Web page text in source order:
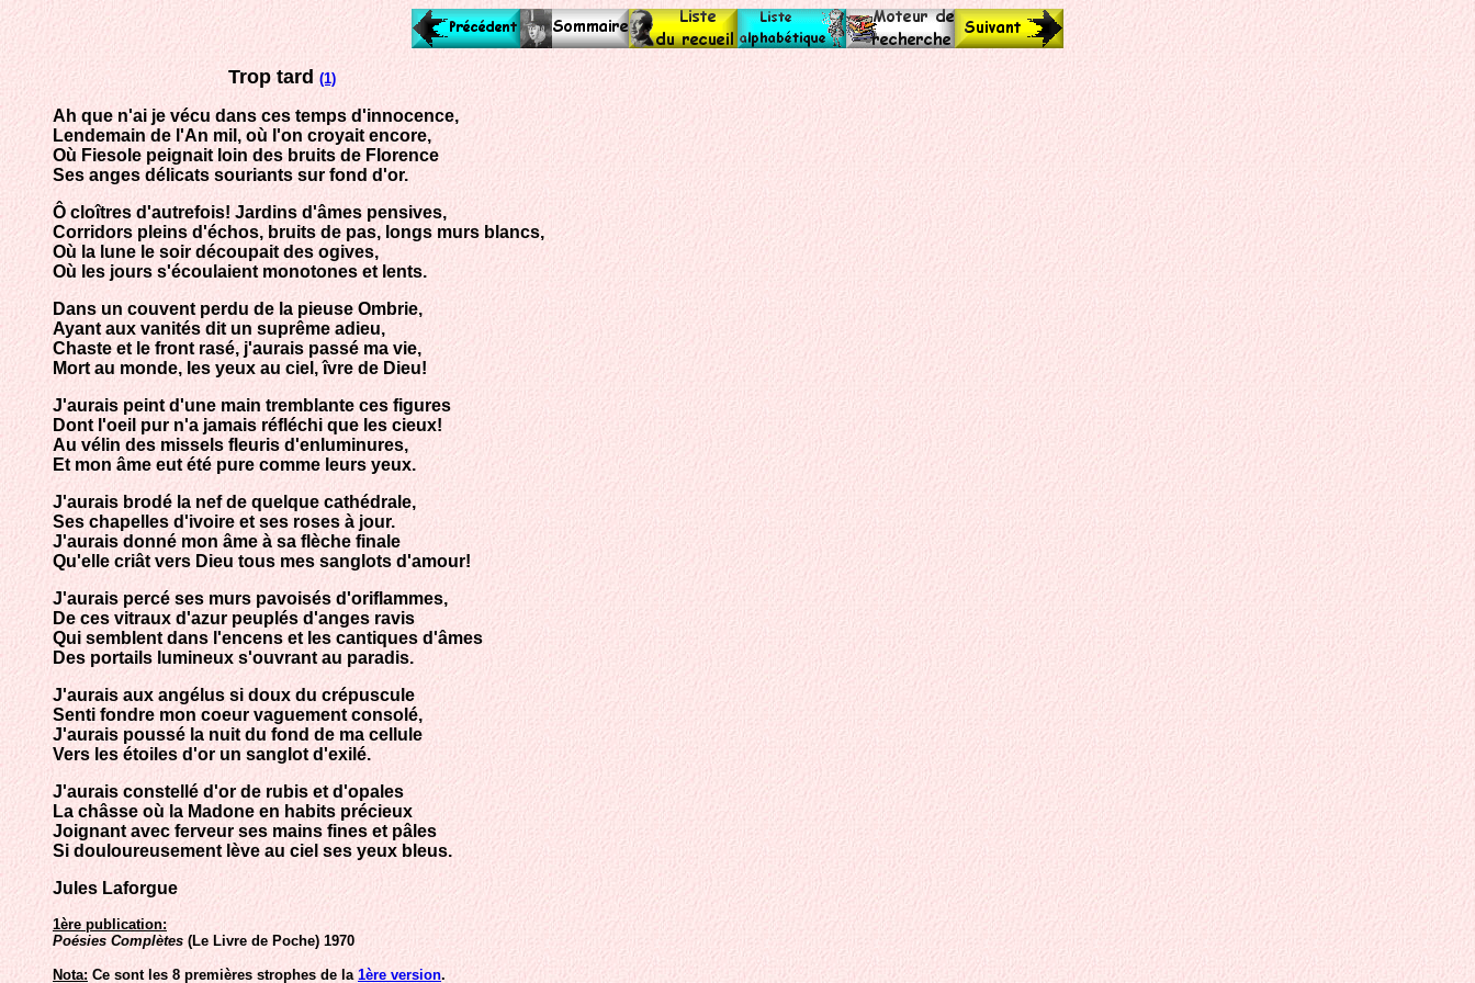
Trop tard (1)
Ah que n'ai je vécu dans ces temps d'innocence,
Lendemain de l'An mil, où l'on croyait encore,
Où Fiesole peignait loin des bruits de Florence
Ses anges délicats souriants sur fond d'or.
Ô cloîtres d'autrefois! Jardins d'âmes pensives,
Corridors pleins d'échos, bruits de pas, longs murs blancs,
Où la lune le soir découpait des ogives,
Où les jours s'écoulaient monotones et lents.
Dans un couvent perdu de la pieuse Ombrie,
Ayant aux vanités dit un suprême adieu,
Chaste et le front rasé, j'aurais passé ma vie,
Mort au monde, les yeux au ciel, îvre de Dieu!
J'aurais peint d'une main tremblante ces figures
Dont l'oeil pur n'a jamais réfléchi que les cieux!
Au vélin des missels fleuris d'enluminures,
Et mon âme eut été pure comme leurs yeux.
J'aurais brodé la nef de quelque cathédrale,
Ses chapelles d'ivoire et ses roses à jour.
J'aurais donné mon âme à sa flèche finale
Qu'elle criât vers Dieu tous mes sanglots d'amour!
J'aurais percé ses murs pavoisés d'oriflammes,
De ces vitraux d'azur peuplés d'anges ravis
Qui semblent dans l'encens et les cantiques d'âmes
Des portails lumineux s'ouvrant au paradis.
J'aurais aux angélus si doux du crépuscule
Senti fondre mon coeur vaguement consolé,
J'aurais poussé la nuit du fond de ma cellule
Vers les étoiles d'or un sanglot d'exilé.
J'aurais constellé d'or de rubis et d'opales
La châsse où la Madone en habits précieux
Joignant avec ferveur ses mains fines et pâles
Si douloureusement lève au ciel ses yeux bleus.
Jules Laforgue
1ère publication:
Poésies Complètes (Le Livre de Poche) 1970
Nota: Ce sont les 8 premières strophes de la1ère version.